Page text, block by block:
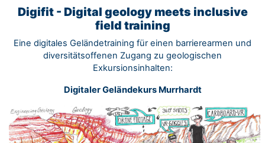
Digifit - Digital geology meets inclusive
field training
Eine digitales Geländetraining für einen barrierearmen und
diversitätsoffenen Zugang zu geologischen
Exkursionsinhalten:
Digitaler Geländekurs Murrhardt